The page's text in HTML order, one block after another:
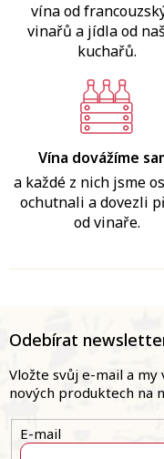
vína od
vinařů a jídla od
kuchařů.
Vína dovážíme
a každé z nich jsme
ochutnali a dovezli
od vinaře.
a
Odebírat
Vložte svůj e-mail a
nových produktech na
E-mail